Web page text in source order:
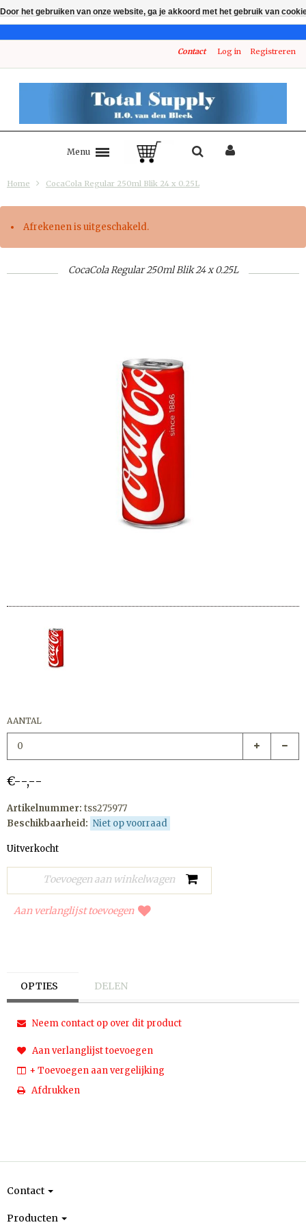
Contact Log in Registreren
Menu
Home CocaCola Regular 250ml Blik 24 x 0.25L
Afrekenen is uitgeschakeld.
CocaCola Regular 250ml Blik 24 x 0.25L
AANTAL
€--,--
Artikelnummer: tss275977
Beschikbaarheid: Niet op voorraad
Uitverkocht
Aan verlanglijst toevoegen
OPTIES DELEN
Neem contact op over dit product
Aan verlanglijst toevoegen
+ Toevoegen aan vergelijking
Afdrukken
Contact
Producten
Door het gebruiken van onze website, ga je akkoord met het gebruik van